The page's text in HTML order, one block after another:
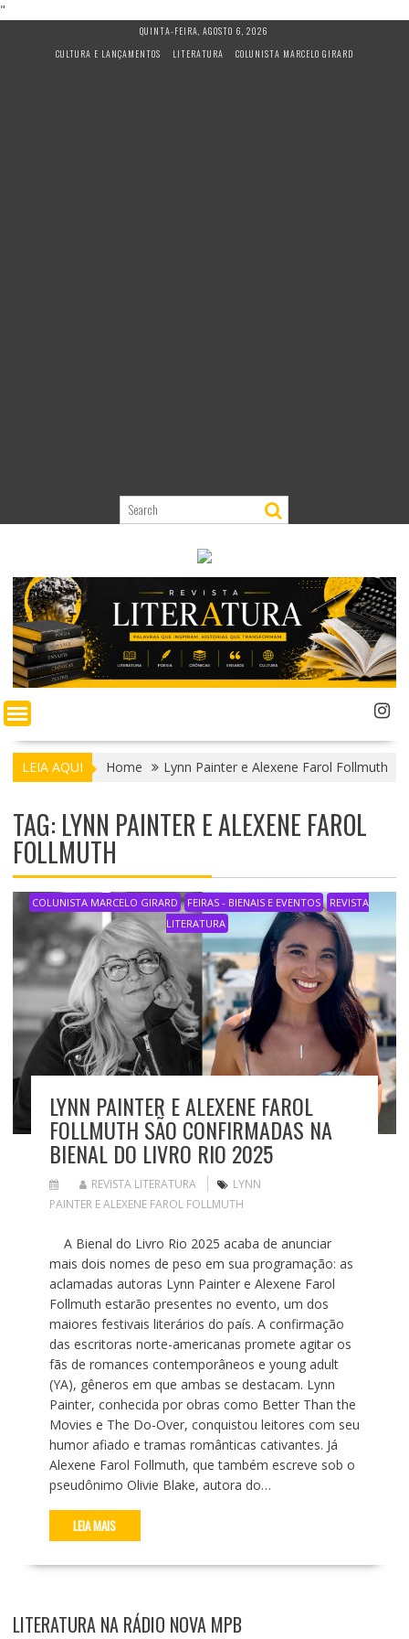
"
QUINTA-FEIRA, AGOSTO 6, 2026
CULTURA E LANÇAMENTOS
LITERATURA COLUNISTA MARCELO GIRARD
LEIA AQUI Home Lynn Painter e Alexene Farol Follmuth
TAG: LYNN PAINTER E ALEXENE FAROL
FOLLMUTH
COLUNISTA MARCELO GIRARD FEIRAS - BIENAIS E EVENTOS
REVISTA
LITERATURA
LYNN PAINTER E ALEXENE FAROL
FOLLMUTH SÃO CONFIRMADAS NA
BIENAL DO LIVRO RIO 2025
REVISTA LITERATURA
LYNN
PAINTER E ALEXENE FAROL FOLLMUTH
A Bienal do Livro Rio 2025 acaba de anunciar
mais dois nomes de peso em sua programação: as
aclamadas autoras Lynn Painter e Alexene Farol
Follmuth estarão presentes no evento, um dos
maiores festivais literários do país. A confirmação
das escritoras norte-americanas promete agitar os
fãs de romances contemporâneos e young adult
(YA), gêneros em que ambas se destacam. Lynn
Painter, conhecida por obras como Better Than the
Movies e The Do-Over, conquistou leitores com seu
humor afiado e tramas românticas cativantes. Já
Alexene Farol Follmuth, que também escreve sob o
pseudônimo Olivie Blake, autora do…
LEIA MAIS
LITERATURA NA RÁDIO NOVA MPB